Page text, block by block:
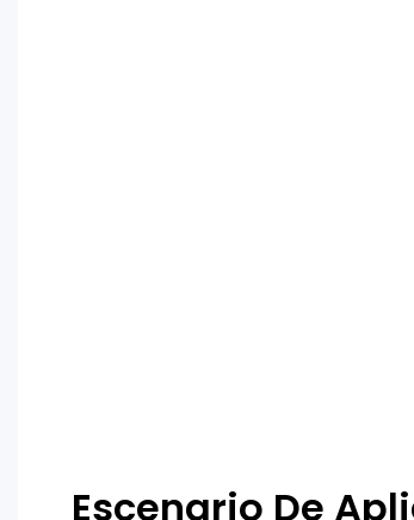
Escenario De